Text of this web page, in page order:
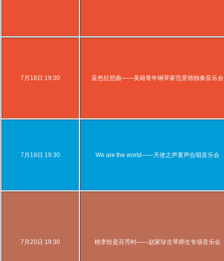
7月18日 19:30 蓝色狂想曲——美籍青年钢琴家范景德独奏音乐会
7月19日 19:30 We are the world——天使之声童声合唱音乐会
7月20日 19:30 桃李恰是芬芳时——赵家珍古琴师生专场音乐会